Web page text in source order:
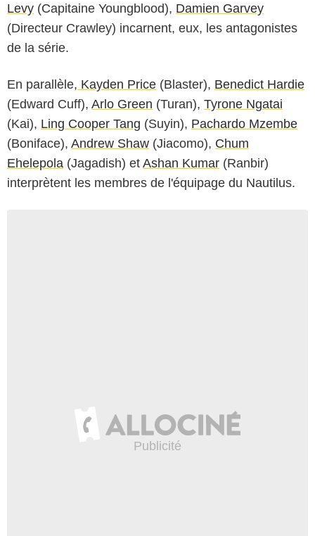
Levy (Capitaine Youngblood), Damien Garvey
(Directeur Crawley) incarnent, eux, les antagonistes
de la série.
En parallèle, Kayden Price (Blaster), Benedict Hardie
(Edward Cuff), Arlo Green (Turan), Tyrone Ngatai
(Kai), Ling Cooper Tang (Suyin), Pachardo Mzembe
(Boniface), Andrew Shaw (Jiacomo), Chum
Ehelepola (Jagadish) et Ashan Kumar (Ranbir)
interprètent les membres de l'équipage du Nautilus.